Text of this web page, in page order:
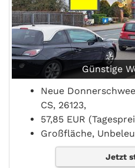
Günstige
Neue
CS, 26123,
57,85 EUR
Großfläche,
Jetzt